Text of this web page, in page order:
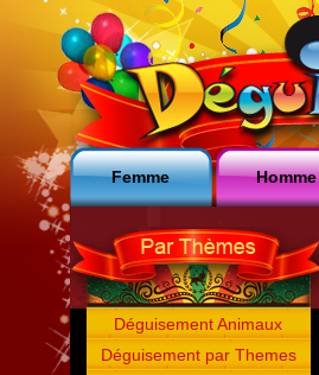
Femme Homme
Déguisement Animaux
Déguisement par Themes